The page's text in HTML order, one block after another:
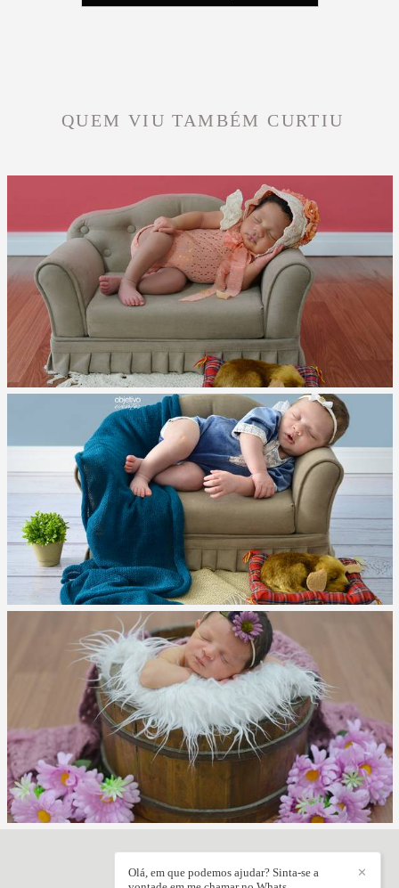
QUEM VIU TAMBÉM CURTIU
JÚNIOR VIEIRA/CONTATO
✕
Olá, em que podemos ajudar? Sinta-se a